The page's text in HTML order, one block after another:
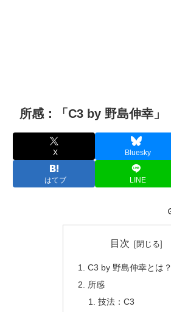
所感：「C3 by 野島伸幸」
X Bluesky
はてブ LINE
目次
C3 by 野島伸幸とは？
所感
技法：C3